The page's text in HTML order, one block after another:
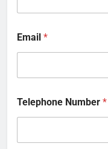
Email *
Telephone Number *